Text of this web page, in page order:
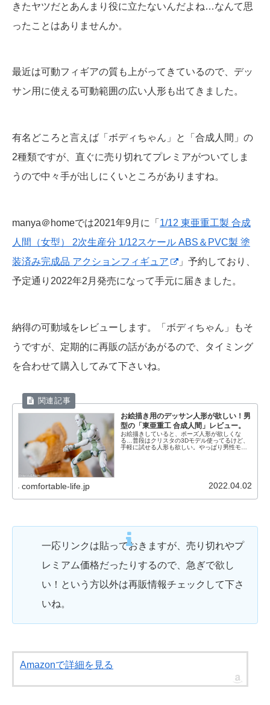
きたヤツだとあんまり役に立たないんだよね…なんて思
ったことはありませんか。
最近は可動フィギアの質も上がってきているので、デッ
サン用に使える可動範囲の広い人形も出てきました。
有名どころと言えば「ボディちゃん」と「合成人間」の
2種類ですが、直ぐに売り切れてプレミアがついてしま
うので中々手が出しにくいところがありますね。
manya＠homeでは2021年9月に「 1/12 東亜重工製 合成
人間（女型） 2次生産分 1/12スケール ABS＆PVC製 塗
装済み完成品 アクションフィギュア
」予約しており、
予定通り2022年2月発売になって手元に届きました。
納得の可動域をレビューします。「ボディちゃん」もそ
うですが、定期的に再販の話があがるので、タイミング
を合わせて購入してみて下さいね。
お絵描き用のデッサン人形が欲しい！男
型の「東亜重工 合成人間」レビュー。
お絵描きしていると、ポーズ人形が欲しくな
る…普段はクリスタの3Dモデル使ってるけど、
手軽に試せる人形も欲しい。やっぱり男性モデ
comfortable-life.jp 2022.04.02
一応リンクは貼っておきますが、売り切れやプ
レミアム価格だったりするので、急ぎで欲し
い！という方以外は再販情報チェックして下さ
いね。
Amazonで詳細を見る